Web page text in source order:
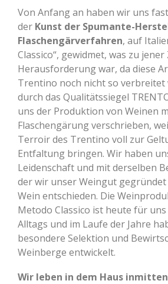
Von Anfang an haben wir uns
der Kunst der Spumante-
Flaschengärverfahren, auf
Classico“, gewidmet, was zu
Herausforderung war, da diese
Trentino noch nicht so verbreitet
durch das Qualitätssiegel
uns der Produktion von Weinen
Flaschengärung verschrieben,
Terroir des Trentino voll zur
Entfaltung bringen. Wir haben
Leidenschaft und mit derselben
der wir unser Weingut
Wein entschieden. Die
Metodo Classico ist heute für
Alltags und im Laufe der Jahre
besondere Selektion und
Weinberge entwickelt.
Wir leben in dem Haus